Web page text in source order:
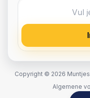
Copyright © 2026
Algemene